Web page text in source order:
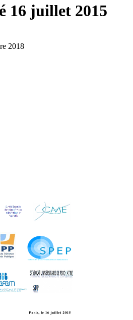
16 juillet 2015
2018